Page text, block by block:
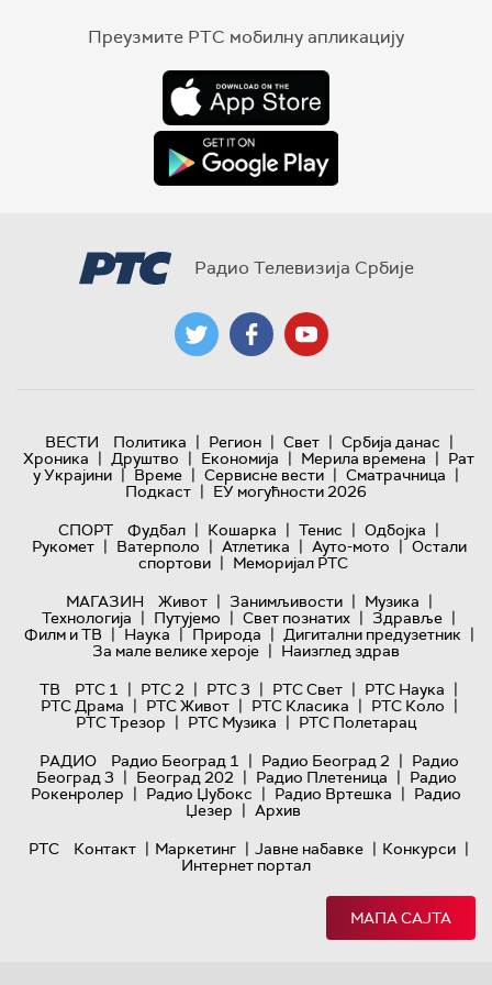
Преузмите РТС мобилну апликацију
Радио Телевизија Србије
ВЕСТИ Политика | Регион | Свет | Србија данас |
Хроника | Друштво | Економија | Мерила времена | Рат
у Украјини | Време | Сервисне вести | Сматрачница |
Подкаст | ЕУ могућности 2026
СПОРТ
Фудбал | Кошарка | Тенис | Одбојка |
Рукомет | Ватерполо | Атлетика | Ауто-мото | Остали
спортови | Меморијал РТС
МАГАЗИН
Живот | Занимљивости | Музика |
Технологијa | Путујемо | Свет познатих | Здравље |
Филм и ТВ | Наука | Природа | Дигитални предузетник |
За мале велике хероје | Наизглед здрав
ТВ
РТС 1 | РТС 2 | РТС 3 | РТС Свет | РТС Наука |
РТС Драма | РТС Живот | РТС Класика | РТС Коло |
РТС Трезор | РТС Музика | РТС Полетарац
РАДИО
Радио Београд 1 | Радио Београд 2 | Радио
Београд 3 | Београд 202 | Радио Плетеница | Радио
Рокенролер | Радио Џубокс | Радио Вртешка | Радио
Џезер | Архив
РТС
Контакт | Маркетинг | Јавне набавке | Конкурси |
Интернет портал
МАПА САЈТА